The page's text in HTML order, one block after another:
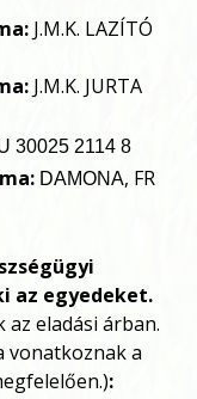
J.M.K. LAZÍTÓ
J.M.K. JURTA
30025 2114 8
DAMONA, FR
az egyedeket.
eladási árban.
vonatkoznak a
: